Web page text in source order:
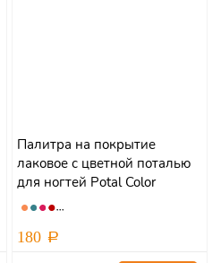
Палитра на покрытие
лаковое с цветной поталью
для ногтей Potal Color
180